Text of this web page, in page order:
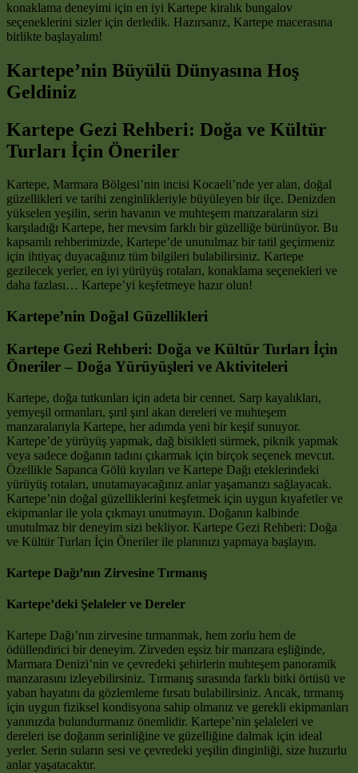
konaklama deneyimi için en iyi Kartepe kiralık bungalov
seçeneklerini sizler için derledik. Hazırsanız, Kartepe macerasına
birlikte başlayalım!
Kartepe’nin Büyülü Dünyasına Hoş
Geldiniz
Kartepe Gezi Rehberi: Doğa ve Kültür
Turları İçin Öneriler
Kartepe, Marmara Bölgesi’nin incisi Kocaeli’nde yer alan, doğal
güzellikleri ve tarihi zenginlikleriyle büyüleyen bir ilçe. Denizden
yükselen yeşilin, serin havanın ve muhteşem manzaraların sizi
karşıladığı Kartepe, her mevsim farklı bir güzelliğe bürünüyor. Bu
kapsamlı rehberimizde, Kartepe’de unutulmaz bir tatil geçirmeniz
için ihtiyaç duyacağınız tüm bilgileri bulabilirsiniz. Kartepe
gezilecek yerler, en iyi yürüyüş rotaları, konaklama seçenekleri ve
daha fazlası… Kartepe’yi keşfetmeye hazır olun!
Kartepe’nin Doğal Güzellikleri
Kartepe Gezi Rehberi: Doğa ve Kültür Turları İçin
Öneriler – Doğa Yürüyüşleri ve Aktiviteleri
Kartepe, doğa tutkunları için adeta bir cennet. Sarp kayalıkları,
yemyeşil ormanları, şırıl şırıl akan dereleri ve muhteşem
manzaralarıyla Kartepe, her adımda yeni bir keşif sunuyor.
Kartepe’de yürüyüş yapmak, dağ bisikleti sürmek, piknik yapmak
veya sadece doğanın tadını çıkarmak için birçok seçenek mevcut.
Özellikle Sapanca Gölü kıyıları ve Kartepe Dağı eteklerindeki
yürüyüş rotaları, unutamayacağınız anlar yaşamanızı sağlayacak.
Kartepe’nin doğal güzelliklerini keşfetmek için uygun kıyafetler ve
ekipmanlar ile yola çıkmayı unutmayın. Doğanın kalbinde
unutulmaz bir deneyim sizi bekliyor. Kartepe Gezi Rehberi: Doğa
ve Kültür Turları İçin Öneriler ile planınızı yapmaya başlayın.
Kartepe Dağı’nın Zirvesine Tırmanış
Kartepe’deki Şelaleler ve Dereler
Kartepe Dağı’nın zirvesine tırmanmak, hem zorlu hem de
ödüllendirici bir deneyim. Zirveden eşsiz bir manzara eşliğinde,
Marmara Denizi’nin ve çevredeki şehirlerin muhteşem panoramik
manzarasını izleyebilirsiniz. Tırmanış sırasında farklı bitki örtüsü ve
yaban hayatını da gözlemleme fırsatı bulabilirsiniz. Ancak, tırmanış
için uygun fiziksel kondisyona sahip olmanız ve gerekli ekipmanları
yanınızda bulundurmanız önemlidir. Kartepe’nin şelaleleri ve
dereleri ise doğanın serinliğine ve güzelliğine dalmak için ideal
yerler. Serin suların sesi ve çevredeki yeşilin dinginliği, size huzurlu
anlar yaşatacaktır.